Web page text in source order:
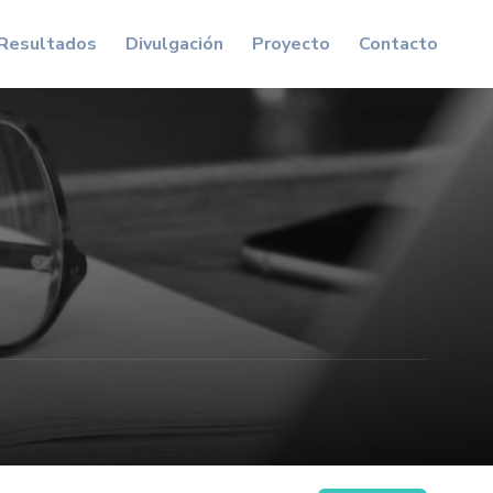
Divulgación Proyecto Contacto